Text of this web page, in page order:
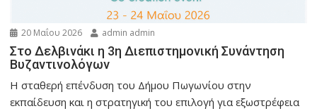
20 Μαΐου 2026 admin admin
Στο Δελβινάκι η 3η Διεπιστημονική Συνάντηση
Βυζαντινολόγων
Η σταθερή επένδυση του Δήμου Πωγωνίου στην
εκπαίδευση και η στρατηγική του επιλογή για εξωστρέφεια